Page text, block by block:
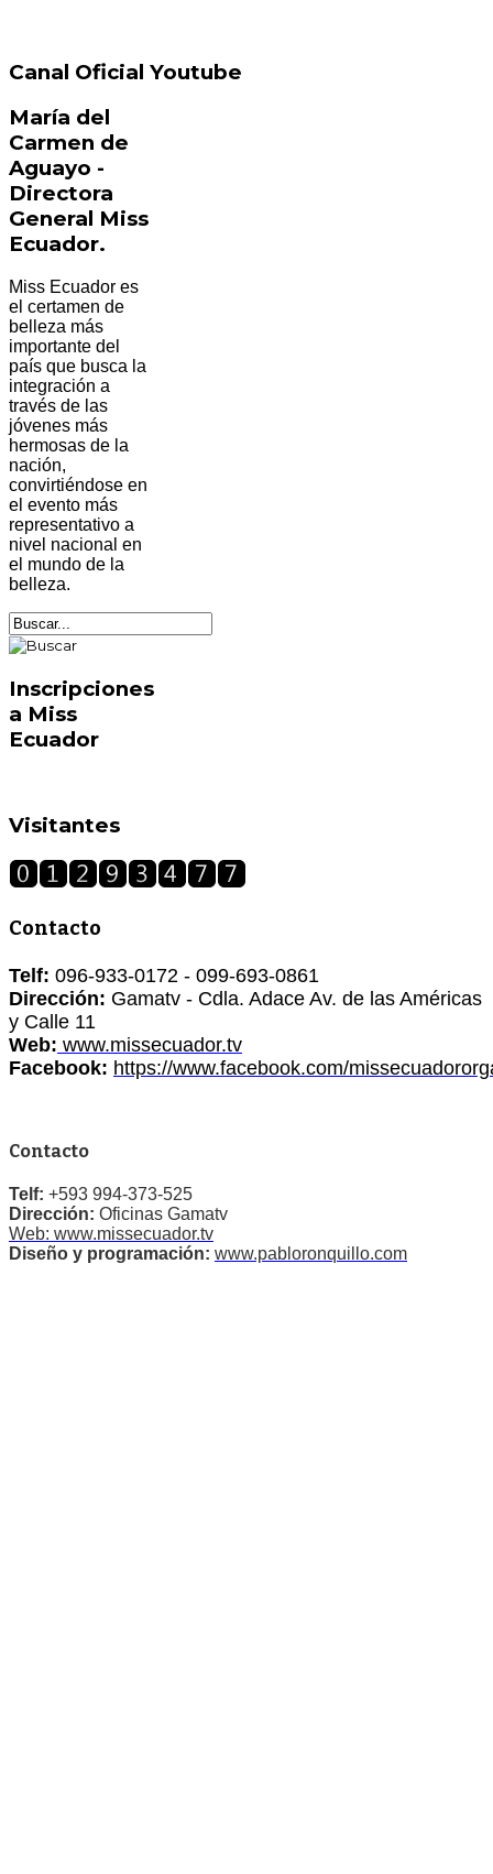
Canal Oficial Youtube
María del
Carmen de
Aguayo -
Directora
General Miss
Ecuador.
Miss Ecuador es
el certamen de
belleza más
importante del
país que busca la
integración a
través de las
jóvenes más
hermosas de la
nación,
convirtiéndose en
el evento más
representativo a
nivel nacional en
el mundo de la
belleza.
Inscripciones
a Miss
Ecuador
Visitantes
Contacto
Telf: 096-933-0172 - 099-693-0861
Dirección: Gamatv - Cdla. Adace Av. de las Américas
y Calle 11
Web: www.missecuador.tv
Facebook: https://www.facebook.com/
Contacto
Telf: +593 994-373-525
Dirección: Oficinas Gamatv
Web: www.missecuador.tv
Diseño y programación: www.pabloronquillo.com